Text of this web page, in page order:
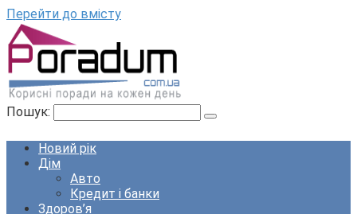
Перейти до вмісту
Пошук:
Новий рік
Дім
Авто
Кредит і банки
Здоров’я